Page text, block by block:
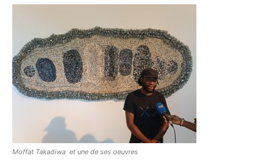
Moffat Takadiwa et une de ses oeuvres